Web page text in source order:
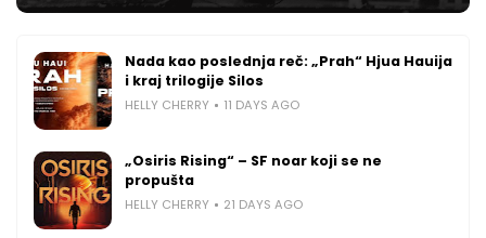
Nada kao poslednja reč: „Prah“ Hjua Hauija
i kraj trilogije Silos
HELLY CHERRY 11 DAYS AGO
„Osiris Rising“ – SF noar koji se ne
propušta
HELLY CHERRY 21 DAYS AGO